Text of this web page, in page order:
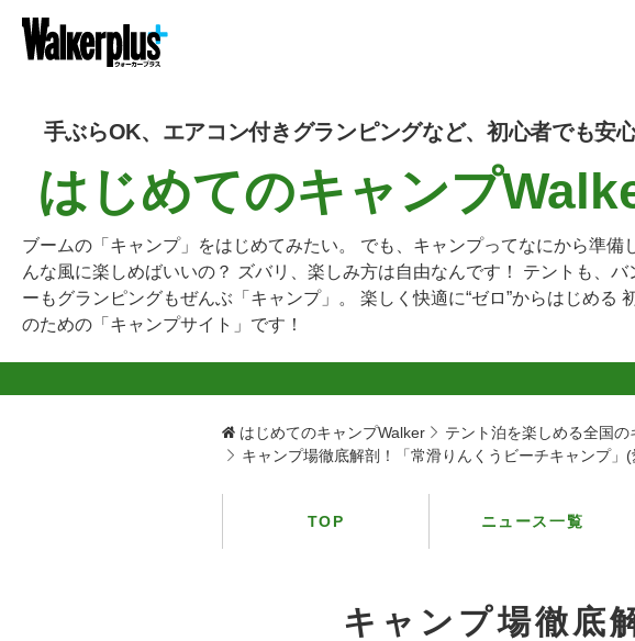
手ぶらOK、エアコン付きグランピングなど、初心者でも安心
はじめてのキャンプ
ブームの「キャンプ」をはじめてみたい。 でも、キャンプってなにから準備
んな風に楽しめばいいの？ ズバリ、楽しみ方は自由なんです！ テントも、バ
ーもグランピングもぜんぶ「キャンプ」。 楽しく快適に“ゼロ”からはじめる
のための「キャンプサイト」です！
はじめてのキャンプWalker
テント泊を楽しめる全国の
キャンプ場徹底解剖！「常滑りんくうビーチキャンプ
TOP ニュース一覧
キャンプ場徹底